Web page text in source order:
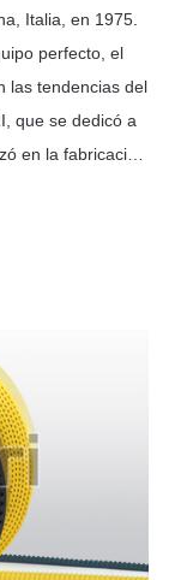
Italia, en 1975.
perfecto, el
las tendencias del
que se dedicó a
en la fabricación